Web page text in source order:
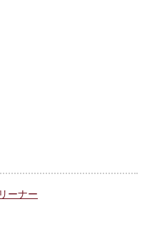
ーナー